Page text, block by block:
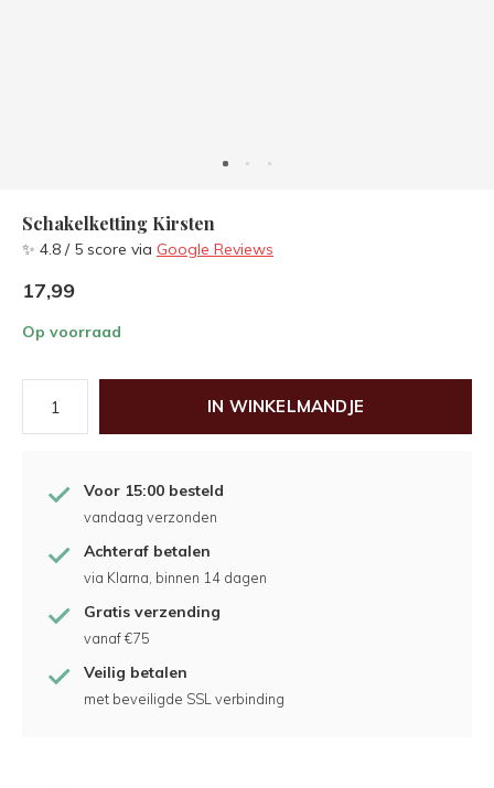
Schakelketting Kirsten
✨ 4.8 / 5 score via Google Reviews
17,99
Op voorraad
IN WINKELMANDJE
Voor 15:00 besteld
vandaag verzonden
Achteraf betalen
via Klarna, binnen 14 dagen
Gratis verzending
vanaf €75
Veilig betalen
met beveiligde SSL verbinding